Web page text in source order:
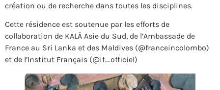
création ou de recherche dans toutes les disciplines.
Cette résidence est soutenue par les efforts de
collaboration de KALĀ Asie du Sud, de l’Ambassade de
France au Sri Lanka et des Maldives (@franceincolombo)
et de l’Institut Français (@if_officiel)